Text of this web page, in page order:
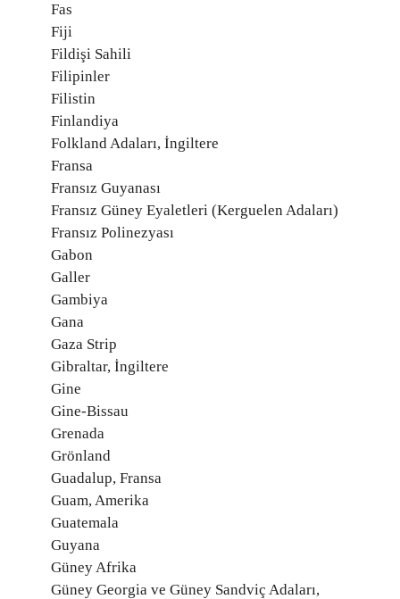
Fas
Fiji
Fildişi Sahili
Filipinler
Filistin
Finlandiya
Folkland Adaları, İngiltere
Fransa
Fransız Guyanası
Fransız Güney Eyaletleri (Kerguelen Adaları)
Fransız Polinezyası
Gabon
Galler
Gambiya
Gana
Gaza Strip
Gibraltar, İngiltere
Gine
Gine-Bissau
Grenada
Grönland
Guadalup, Fransa
Guam, Amerika
Guatemala
Guyana
Güney Afrika
Güney Georgia ve Güney Sandviç Adaları,